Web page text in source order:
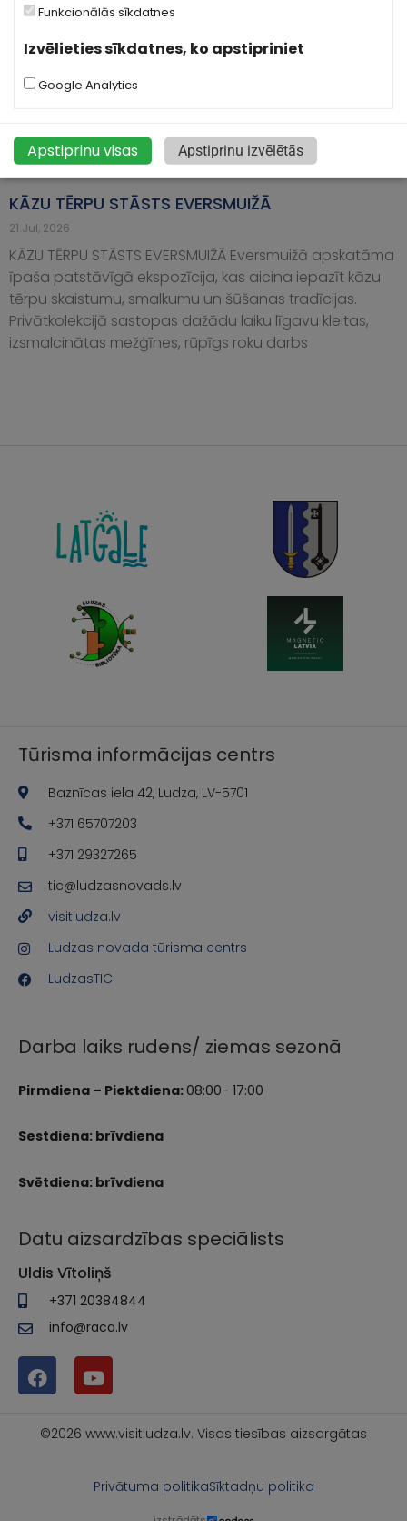
KĀZU TĒRPU STĀSTS EVERSMUIŽĀ
21.Jul, 2026
KĀZU TĒRPU STĀSTS EVERSMUIŽĀ Eversmuižā apskatāma
īpaša patstāvīgā ekspozīcija, kas aicina iepazīt kāzu
tērpu skaistumu, smalkumu un šūšanas tradīcijas.
Privātkolekcijā sastopas dažādu laiku līgavu kleitas,
izsmalcinātas mežģīnes, rūpīgs roku darbs
Tūrisma informācijas centrs
Baznīcas iela 42, Ludza, LV-5701
+371 65707203
+371 29327265
tic@ludzasnovads.lv
visitludza.lv
Ludzas novada tūrisma centrs
LudzasTIC
Darba laiks rudens/ ziemas sezonā
Pirmdiena – Piektdiena:08:00- 17:00
Sestdiena: brīvdiena
Svētdiena: brīvdiena
Datu aizsardzības speciālists
Uldis Vītoliņš
+371 20384844
info@raca.lv
©2026 www.visitludza.lv. Visas tiesības aizsargātas
Privātuma politikaSīktadņu politika
Funkcionālās sīkdatnes
Izvēlieties sīkdatnes, ko apstipriniet
Google Analytics
Apstiprinu visas Apstiprinu izvēlētās